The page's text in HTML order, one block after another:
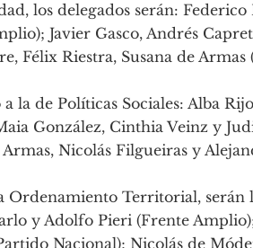
los delegados serán:
Javier Gasco, Andrés
Félix Riestra, Susana de
la de Políticas Sociales: Alba
González, Cinthia Veinz y
Armas, Nicolás Filgueiras y
Ordenamiento Territorial, serán
y Adolfo Pieri (Frente
Nacional); Nicolás de